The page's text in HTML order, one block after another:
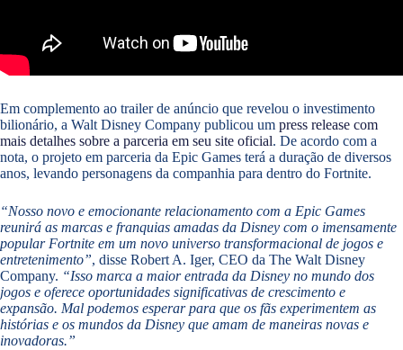
Em complemento ao trailer de anúncio que revelou o investimento
bilionário, a Walt Disney Company publicou um press release com
mais detalhes sobre a parceria em seu site oficial. De acordo com a
nota, o projeto em parceria da Epic Games terá a duração de diversos
anos, levando personagens da companhia para dentro do Fortnite.
“Nosso novo e emocionante relacionamento com a Epic Games
reunirá as marcas e franquias amadas da Disney com o imensamente
popular Fortnite em um novo universo transformacional de jogos e
entretenimento”, disse Robert A. Iger, CEO da The Walt Disney
Company. “Isso marca a maior entrada da Disney no mundo dos
jogos e oferece oportunidades significativas de crescimento e
expansão. Mal podemos esperar para que os fãs experimentem as
histórias e os mundos da Disney que amam de maneiras novas e
inovadoras.”